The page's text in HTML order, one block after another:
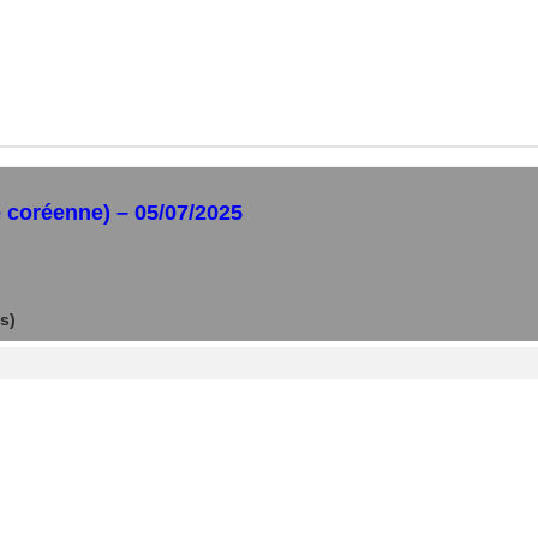
– 05/07/2025